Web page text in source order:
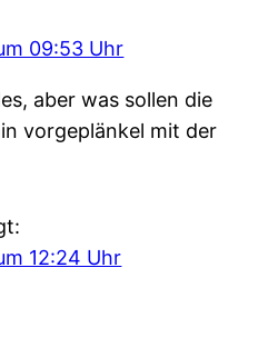
09:53 Uhr
aber was sollen die
vorgeplänkel mit der
12:24 Uhr